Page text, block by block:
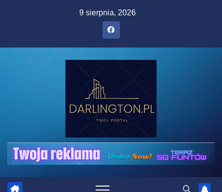
9 sierpnia, 2026